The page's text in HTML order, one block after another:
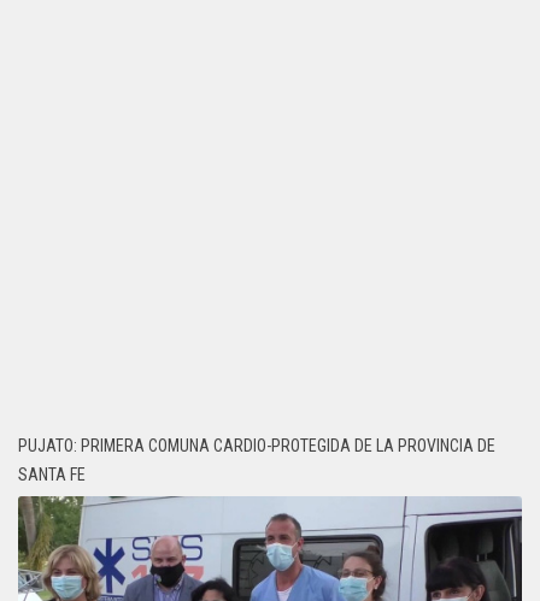
PUJATO: PRIMERA COMUNA CARDIO-PROTEGIDA DE LA PROVINCIA DE
SANTA FE